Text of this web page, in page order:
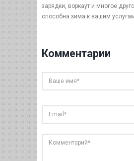
зарядки, воркаут и многое
способна зима к вашим
Комментарии